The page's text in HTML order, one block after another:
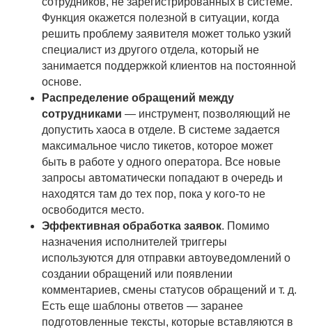
Функция окажется полезной в ситуации, когда
решить проблему заявителя может только узкий
специалист из другого отдела, который не
занимается поддержкой клиентов на постоянной
основе.
Распределение обращений между
сотрудниками — инструмент, позволяющий не
допустить хаоса в отделе. В системе задается
максимальное число тикетов, которое может
быть в работе у одного оператора. Все новые
запросы автоматически попадают в очередь и
находятся там до тех пор, пока у кого-то не
освободится место.
Эффективная обработка заявок. Помимо
назначения исполнителей триггеры
используются для отправки автоуведомлений о
создании обращений или появлении
комментариев, смены статусов обращений и т. д.
Есть еще шаблоны ответов — заранее
подготовленные тексты, которые вставляются в